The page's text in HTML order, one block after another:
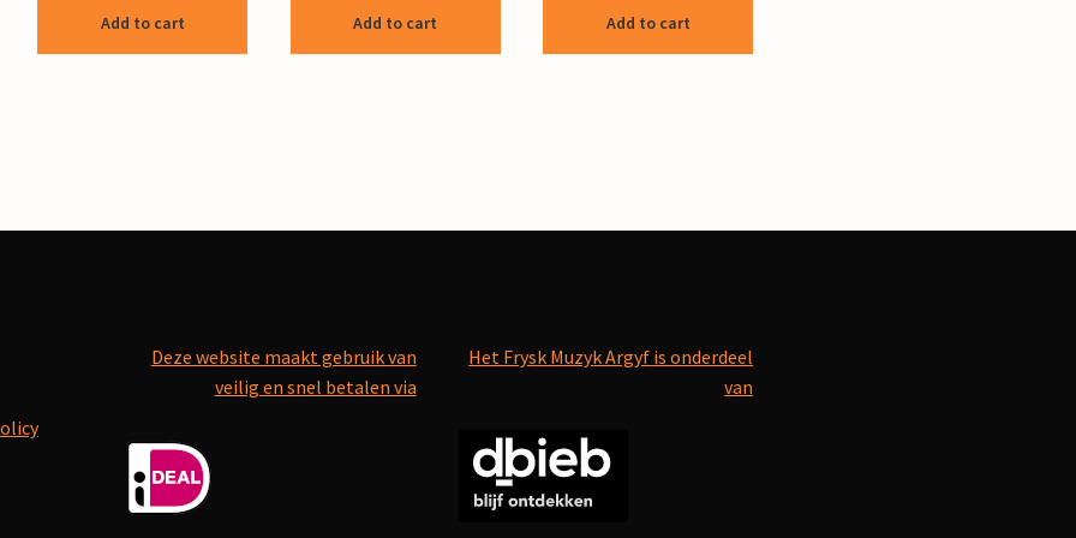
Add to cart Add to cart Add to cart
Deze website maakt gebruik van
veilig en snel betalen via
Het Frysk Muzyk Argyf is onderdeel
van